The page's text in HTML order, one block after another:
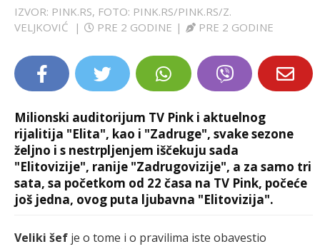
IZVOR: PINK.RS, FOTO: PINK.RS/PINK.RS/Z.
VELJKOVIĆ
| PRE 2 GODINE | PRE 2 GODINE
Milionski auditorijum TV Pink i aktuelnog
rijalitija "Elita", kao i "Zadruge", svake sezone
željno i s nestrpljenjem iščekuju sada
"Elitovizije", ranije "Zadrugovizije", a za samo tri
sata, sa početkom od 22 časa na TV Pink, počeće
još jedna, ovog puta ljubavna "Elitovizija".
Veliki šef je o tome i o pravilima iste obavestio